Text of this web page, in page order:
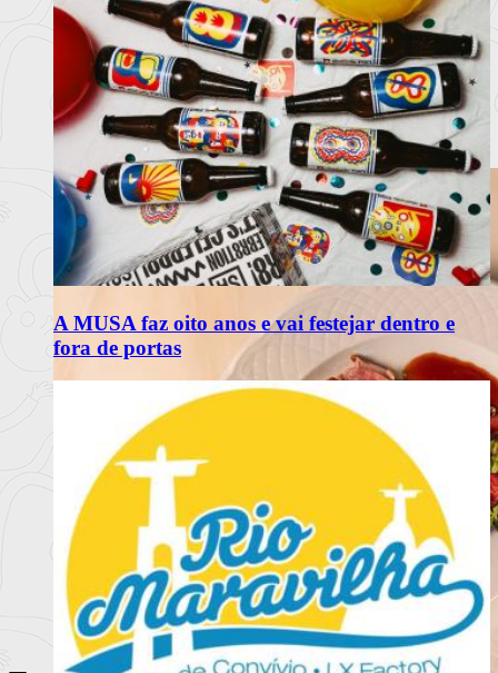
A MUSA faz oito anos e vai festejar dentro e
fora de portas
Omakase Wa celebra a tradição do
Edomae Sushi em Lisboa
Restaurante com recomendação do Guia Michelin propõe
experiência intimis
Ler mais+